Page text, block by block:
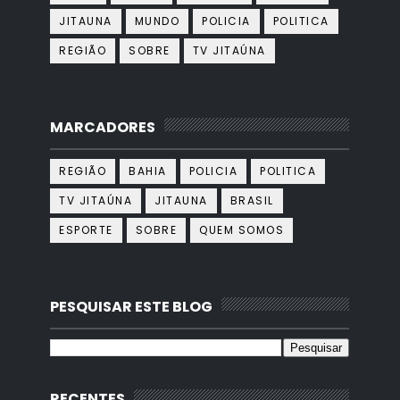
JITAUNA
MUNDO POLICIA
POLITICA
REGIÃO
SOBRE TV JITAÚNA
MARCADORES
REGIÃO BAHIA POLICIA
POLITICA
TV JITAÚNA
JITAUNA
BRASIL
ESPORTE
SOBRE QUEM SOMOS
PESQUISAR ESTE BLOG